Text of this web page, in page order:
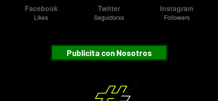
Facebook
Likes
Twitter
Seguidorxs
Instagram
Followers
Publicita con Nosotros